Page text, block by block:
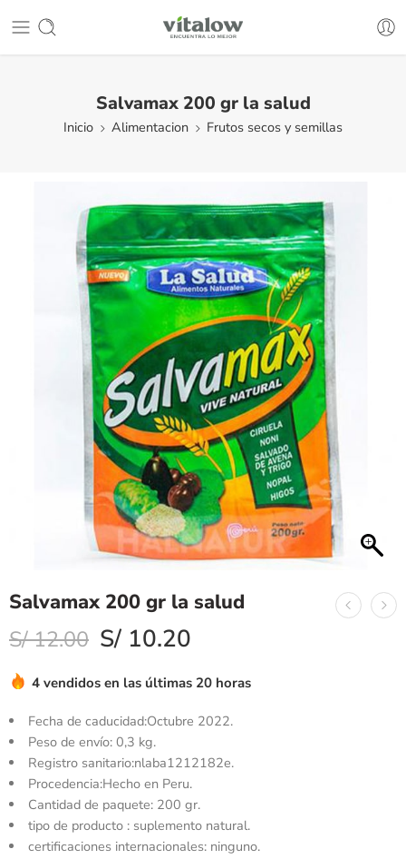
Salvamax 200 gr la salud
Inicio Alimentacion Frutos secos y semillas
Salvamax 200 gr la salud
S/12.00 S/ 10.20
4 vendidos en las últimas 20 horas
Fecha de caducidad:Octubre 2022.
Peso de envío: 0,3 kg.
Registro sanitario:nlaba1212182e.
Procedencia:Hecho en Peru.
Cantidad de paquete: 200 gr.
tipo de producto : suplemento natural.
certificaciones internacionales: ninguno.